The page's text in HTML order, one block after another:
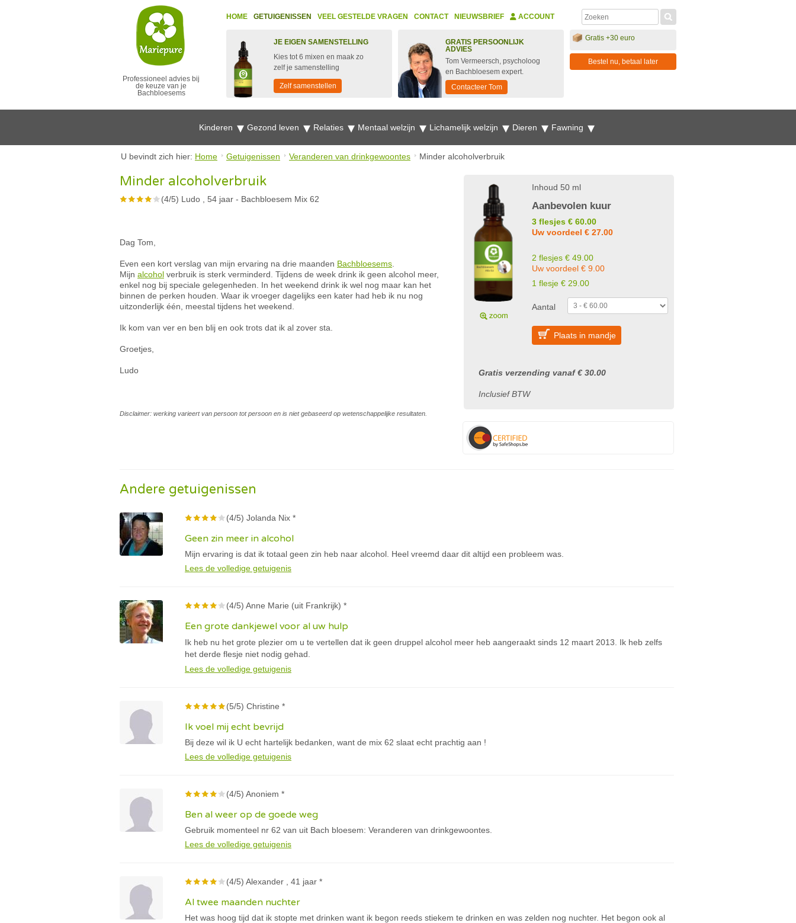
Professioneel advies bij
de keuze van je
Bachbloesems
HOME GETUIGENISSEN VEEL GESTELDE VRAGEN CONTACT NIEUWSBRIEF ACCOUNT
JE EIGEN SAMENSTELLING
Kies tot 6 mixen en maak zo
zelf je samenstelling
Zelf samenstellen
GRATIS PERSOONLIJK
ADVIES
Tom Vermeersch, psycholoog
en Bachbloesem expert.
Contacteer Tom
Gratis +30 euro
Bestel nu, betaal later
Kinderen Gezond leven Relaties Mentaal welzijn Lichamelijk welzijn Dieren Fawning
U bevindt zich hier: Home Getuigenissen Veranderen van drinkgewoontes Minder alcoholverbruik
Minder alcoholverbruik
(4/5) Ludo , 54 jaar - Bachbloesem Mix 62
Dag Tom,
Even een kort verslag van mijn ervaring na drie maanden Bachbloesems
Mijn alcohol verbruik is sterk verminderd. Tijdens de week drink ik geen alcohol meer,
enkel nog bij speciale gelegenheden. In het weekend drink ik wel nog maar kan het
binnen de perken houden. Waar ik vroeger dagelijks een kater had heb ik nu nog
uitzonderlijk één, meestal tijdens het weekend.
Ik kom van ver en ben blij en ook trots dat ik al zover sta.
Groetjes,
Ludo
Disclaimer: werking varieert van persoon tot persoon en is niet gebaseerd op wetenschappelijke resultaten.
Inhoud 50 ml
Aanbevolen kuur
3 flesjes € 60.00
Uw voordeel € 27.00
2 flesjes € 49.00
Uw voordeel € 9.00
1 flesje € 29.00
Aantal
Plaats in mandje
Gratis verzending vanaf € 30.00
Inclusief BTW
Andere getuigenissen
(4/5) Jolanda Nix *
Geen zin meer in alcohol
Mijn ervaring is dat ik totaal geen zin heb naar alcohol. Heel vreemd daar dit altijd een probleem was.
Lees de volledige getuigenis
(4/5) Anne Marie (uit Frankrijk) *
Een grote dankjewel voor al uw hulp
Ik heb nu het grote plezier om u te vertellen dat ik geen druppel alcohol meer heb aangeraakt sinds 12 maart 2013. Ik heb zelfs
het derde flesje niet nodig gehad.
Lees de volledige getuigenis
(5/5) Christine *
Ik voel mij echt bevrijd
Bij deze wil ik U echt hartelijk bedanken, want de mix 62 slaat echt prachtig aan !
Lees de volledige getuigenis
(4/5) Anoniem *
Ben al weer op de goede weg
Gebruik momenteel nr 62 van uit Bach bloesem: Veranderen van drinkgewoontes.
Lees de volledige getuigenis
(4/5) Alexander , 41 jaar *
Al twee maanden nuchter
Het was hoog tijd dat ik stopte met drinken want ik begon reeds stiekem te drinken en was zelden nog nuchter. Het begon ook al